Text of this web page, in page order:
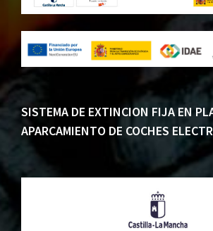
SISTEMA DE EXTINCION FIJA EN
APARCAMIENTO DE COCHES